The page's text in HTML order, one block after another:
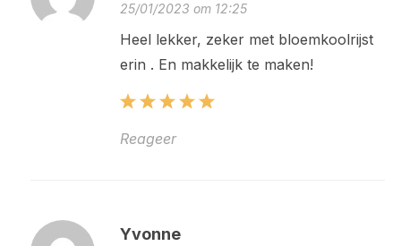
25/01/2023 om 12:25
Heel lekker, zeker met bloemkoolrijst
erin . En makkelijk te maken!
Reageer
Yvonne